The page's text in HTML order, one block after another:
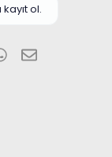
ol.
WhatsApp
E-posta